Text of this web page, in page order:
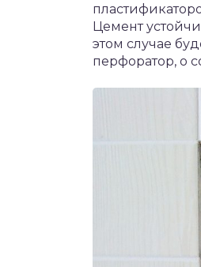
Цемент
этом случае
перфоратор, о